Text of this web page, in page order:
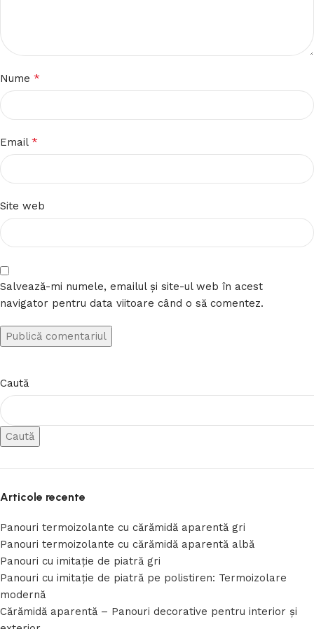
Nume *
Email *
Site web
Salvează-mi numele, emailul și site-ul web în acest
navigator pentru data viitoare când o să comentez.
Caută
Caută
Articole recente
Panouri termoizolante cu cărămidă aparentă gri
Panouri termoizolante cu cărămidă aparentă albă
Panouri cu imitație de piatră gri
Panouri cu imitație de piatră pe polistiren: Termoizolare
modernă
Cărămidă aparentă – Panouri decorative pentru interior și